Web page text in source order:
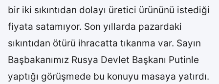
bir iki sıkıntıdan dolayı üretici ürününü istediği
fiyata satamıyor. Son yıllarda pazardaki
sıkıntıdan ötürü ihracatta tıkanma var. Sayın
Başbakanımız Rusya Devlet Başkanı Putinle
yaptığı görüşmede bu konuyu masaya yatırdı.